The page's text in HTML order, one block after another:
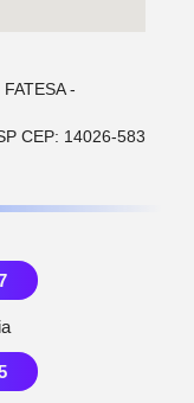
-
CEP: 14026-583